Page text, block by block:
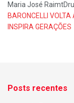
Maria José
BARONCELLI
INSPIRA GERAÇÕES
Posts recentes